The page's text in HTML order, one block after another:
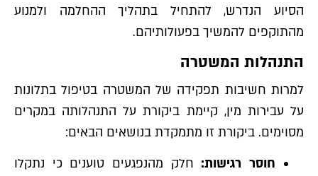
הסיוע הנדרש, להתחיל בתהליך ההחלמה ולמנוע
מהתוקפים להמשיך בפעולותיהם.
התנהלות המשטרה
למרות חשיבות תפקידה של המשטרה בטיפול בתלונות
על עבירות מין, קיימת ביקורת על התנהלותה במקרים
מסוימים. ביקורת זו מתמקדת בנושאים הבאים:
חוסר רגישות: חלק מהנפגעים טוענים כי נתקלו